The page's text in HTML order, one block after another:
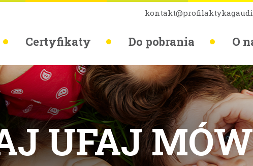
Certyfikaty Do pobrania O
UFAJ MÓW